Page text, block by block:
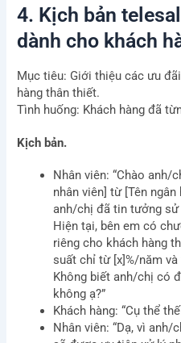
4. Kịch bản
dành cho khách
Mục tiêu: Giới thiệu các ưu
hàng thân thiết.
Tình huống: Khách hàng đã
Kịch bản.
Nhân viên: “Chào anh/
nhân viên] từ [Tên
anh/chị đã tin tưởng sử
Hiện tại, bên em có
riêng cho khách hàng
suất chỉ từ [x]%/năm
Không biết anh/chị có
không ạ?”
Khách hàng: “Cụ thể
Nhân viên: “Dạ, vì anh/
E-
Phone
Company
Address
Description
of
requirements
AgreeBy submitting, you